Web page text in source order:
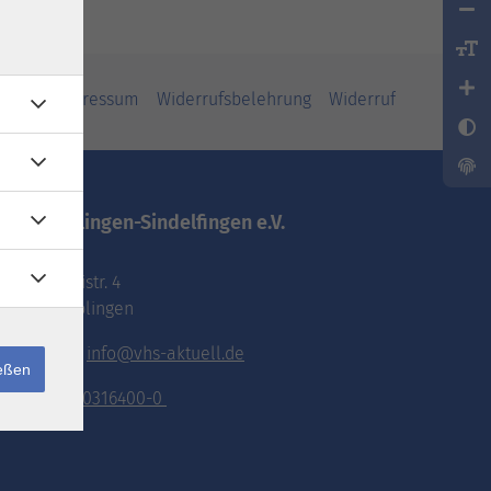
Impressum Widerrufsbelehrung Widerruf
vhs.Böblingen-Sindelfingen e.V.
Pestalozzistr. 4
71032 Böblingen
E-Mail: info@vhs-aktuell.de
Tel.: 070316400-0